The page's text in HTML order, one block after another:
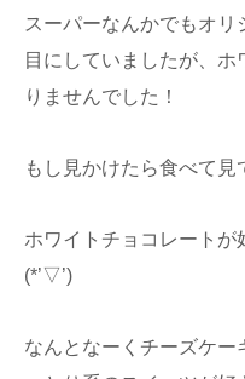
スーパーなんかでもオリ
目にしていましたが、
りませんでした！
もし見かけたら食べて見
ホワイトチョコレートが
(*’▽’)
なんとなーくチーズケー